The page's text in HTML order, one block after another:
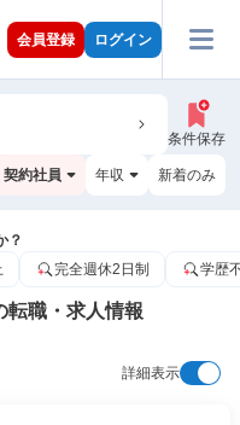
会員登録 ログイン
条件保存
契約社員 年収 新着のみ
？
完全週休2日制 学歴
転職・求人情報
詳細表示